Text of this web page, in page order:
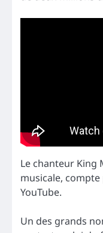
Le chanteur King
musicale,
YouTube.
Un des grands